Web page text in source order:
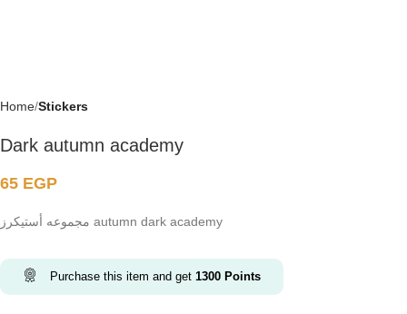
Home Stickers
Dark autumn academy
65 EGP
مجموعه أستيكرز autumn dark academy
Purchase this item and get 1300 Points